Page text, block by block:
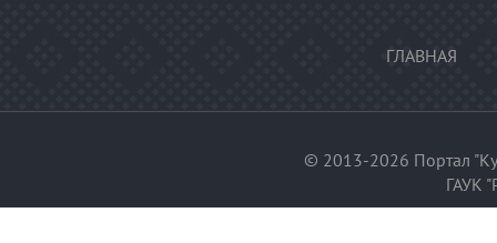
ГЛАВНАЯ
© 2013-2026 Портал
ГАУК